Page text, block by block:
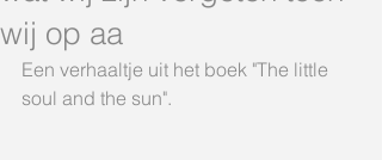
wij op aa
Een verhaaltje uit het boek "The little
soul and the sun".